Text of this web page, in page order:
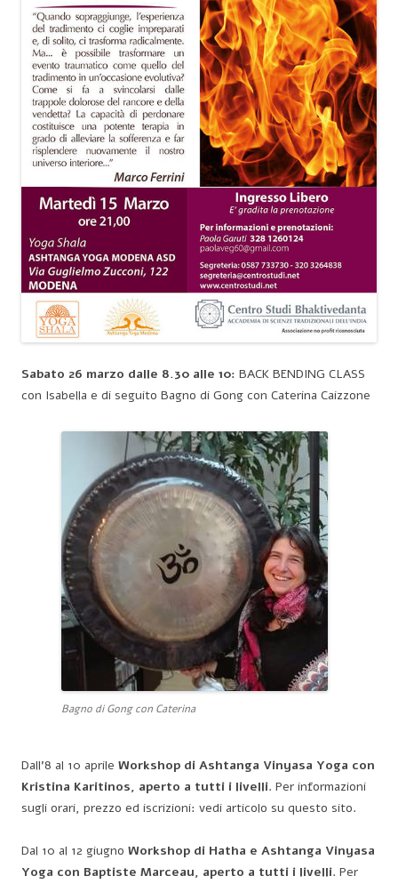
Sabato 26 marzo dalle 8.30 alle 10: BACK BENDING CLASS
con Isabella e di seguito Bagno di Gong con Caterina Caizzone
Bagno di Gong con Caterina
Dall’8 al 10 aprile Workshop di Ashtanga Vinyasa Yoga con
Kristina Karitinos, aperto a tutti i livelli. Per informazioni
sugli orari, prezzo ed iscrizioni: vedi articolo su questo sito.
Dal 10 al 12 giugno Workshop di Hatha e Ashtanga Vinyasa
Yoga con Baptiste Marceau, aperto a tutti i livelli. Per